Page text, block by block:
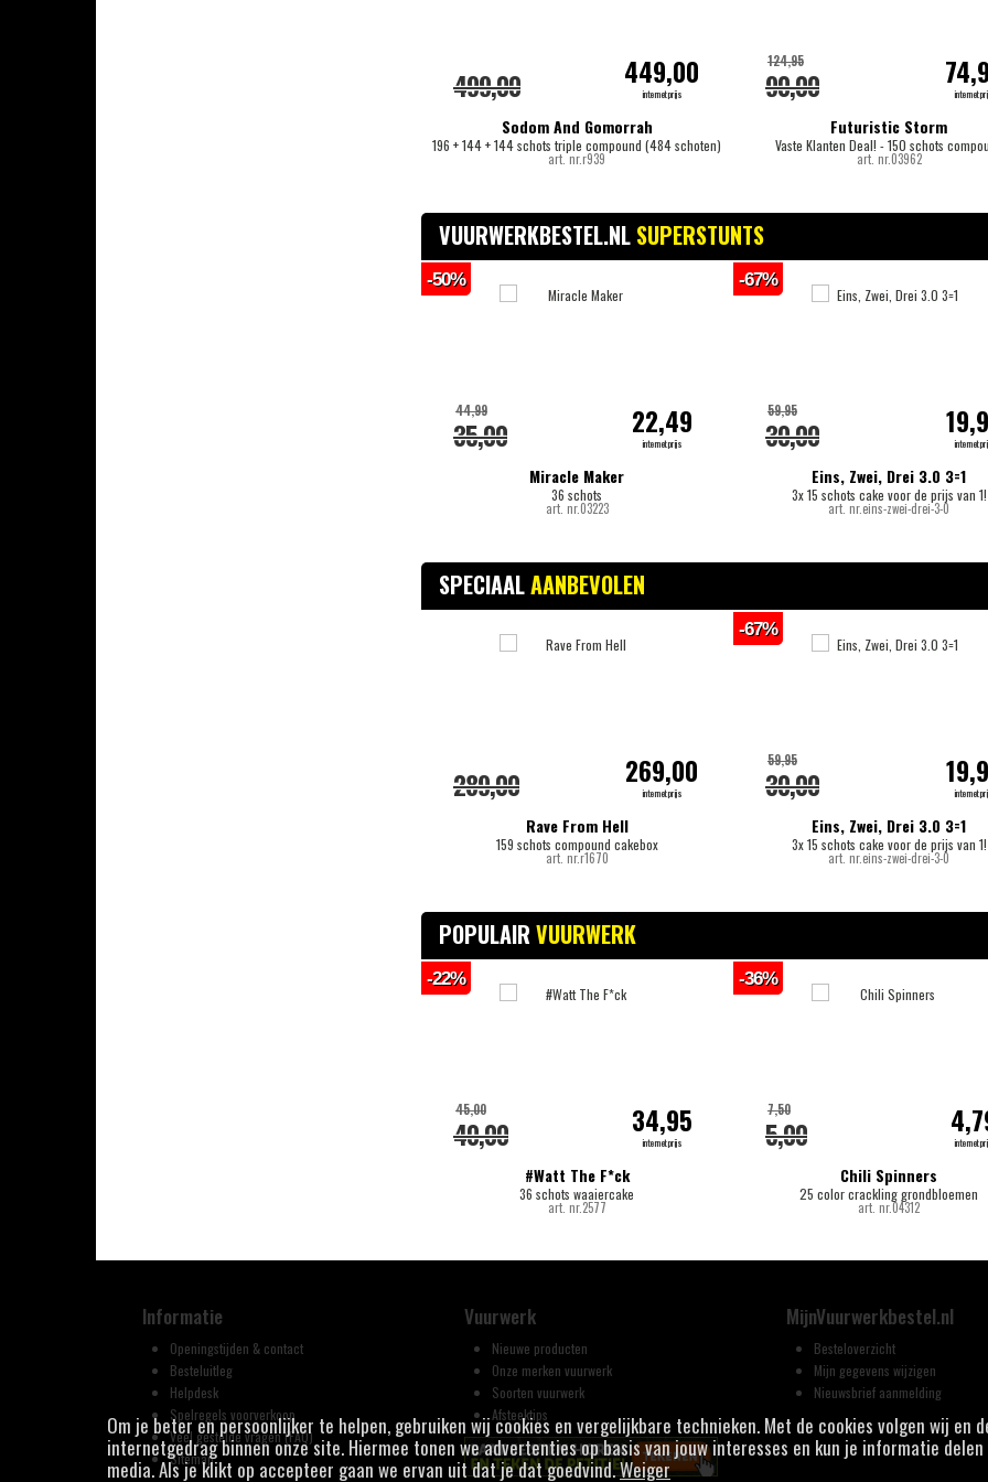
Sodom And Gomorrah
196 + 144 + 144 schots triple compound (484 schoten)
art. nr.r939
499,00 449,00
internetprijs
Futuristic Storm
Vaste Klanten Deal! - 150 schots
art. nr.03962
90,00
124,95
VUURWERKBESTEL.NL SUPERSTUNTS
Miracle Maker
36 schots
art. nr.03223
35,00
44,99 22,49
internetprijs
-50%
Eins, Zwei, Drei 3.0 3=1
3x 15 schots cake voor de prijs van 1!
art. nr.eins-zwei-drei-3-0
30,00
59,95
-67%
SPECIAALAANBEVOLEN
Rave From Hell
159 schots compound cakebox
art. nr.r1670
289,00 269,00
internetprijs
Eins, Zwei, Drei 3.0 3=1
3x 15 schots cake voor de prijs van 1!
art. nr.eins-zwei-drei-3-0
30,00
59,95
-67%
POPULAIRVUURWERK
#Watt The F*ck
36 schots waaiercake
art. nr.2577
40,00
45,00 34,95
internetprijs
-22%
Chili Spinners
25 color crackling grondbloemen
art. nr.04312
5,00
7,50
-36%
Informatie
Openingstijden & contact
Besteluitleg
Helpdesk
Spelregels voorverkoop
Veel gestelde vragen (FAQ)
Sitemap
Vuurwerk
Nieuwe producten
Onze merken vuurwerk
Soorten vuurwerk
Afsteektips
MijnVuurwerkbestel.nl
Besteloverzicht
Mijn gegevens wijzigen
Nieuwsbrief aanmelding
Om je beter en persoonlijker te helpen, gebruiken wij cookies en vergelijkbare technieken. Met de cookies volgen wij en
internetgedrag binnen onze site. Hiermee tonen we advertenties op basis van jouw interesses en kun je informatie
media. Als je klikt op accepteer gaan we ervan uit dat je dat goedvind.Weiger